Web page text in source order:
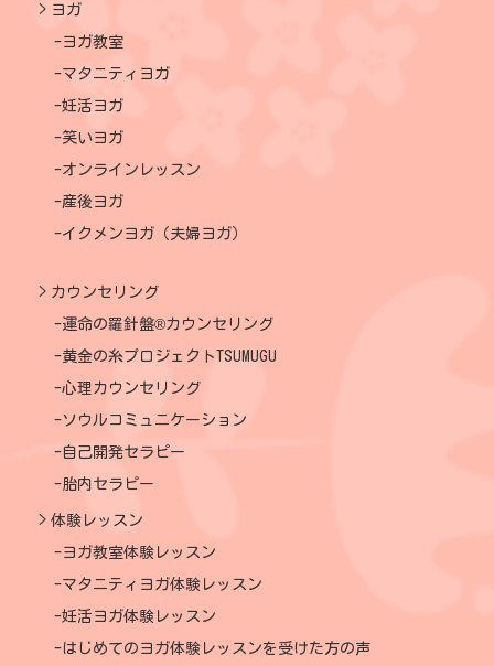
ヨガ
ヨガ教室
マタニティヨガ
妊活ヨガ
笑いヨガ
オンラインレッスン
産後ヨガ
イクメンヨガ（夫婦ヨガ）
カウンセリング
運命の羅針盤®カウンセリング
黄金の糸プロジェクトTSUMUGU
心理カウンセリング
ソウルコミュニケーション
自己開発セラピー
胎内セラピー
体験レッスン
ヨガ教室体験レッスン
マタニティヨガ体験レッスン
妊活ヨガ体験レッスン
はじめてのヨガ体験レッスンを受けた方の声